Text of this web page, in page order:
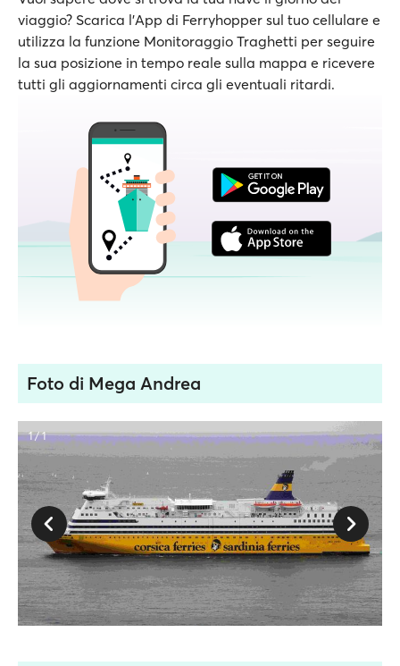
viaggio? Scarica l'App di Ferryhopper sul tuo cellulare e
utilizza la funzione Monitoraggio Traghetti per seguire
la sua posizione in tempo reale sulla mappa e ricevere
tutti gli aggiornamenti circa gli eventuali ritardi.
Foto di Mega Andrea
1 / 1